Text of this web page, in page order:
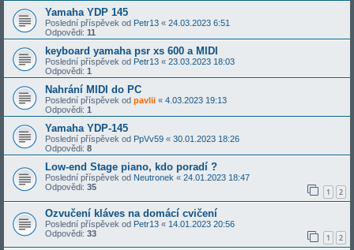
Yamaha YDP 145
Poslední příspěvek od Petr13 « 24.03.2023 6:51
Odpovědi: 11
keyboard yamaha psr xs 600 a MIDI
Poslední příspěvek od Petr13 « 23.03.2023 18:03
Odpovědi: 1
Nahrání MIDI do PC
Poslední příspěvek od pavlii « 4.03.2023 19:13
Odpovědi: 1
Yamaha YDP-145
Poslední příspěvek od PpVv59 « 30.01.2023 18:26
Odpovědi: 8
Low-end Stage piano, kdo poradí ?
Poslední příspěvek od Neutronek « 24.01.2023 18:47
Odpovědi: 35 1 2
Ozvučení kláves na domácí cvičení
Poslední příspěvek od Petr13 « 14.01.2023 20:56
Odpovědi: 33 1 2